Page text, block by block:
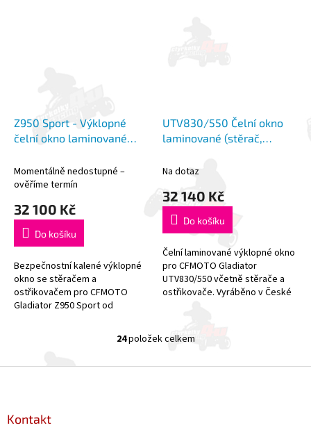
Z950 Sport - Výklopné
čelní okno laminované
Momentálně nedostupné –
ověříme termín
32 100 Kč
Do košíku
Bezpečnostní kalené výklopné
okno se stěračem a
ostřikovačem pro CFMOTO
Gladiator Z950 Sport od
UTV830/550 Čelní okno
laminované (stěrač,
Na dotaz
32 140 Kč
Do košíku
Čelní laminované výklopné okno
pro CFMOTO Gladiator
UTV830/550 včetně stěrače a
ostřikovače. Vyráběno v České
světové...
O
l
24položek celkem
Kontakt